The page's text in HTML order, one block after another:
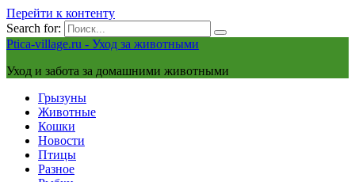
Перейти к контенту
Search for:
Ptica-village.ru - Уход за животными
Уход и забота за домашними животными
Грызуны
Животные
Кошки
Новости
Птицы
Разное